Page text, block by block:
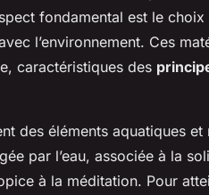
fondamental est le choix
l’environnement. Ces
caractéristiques des
des éléments aquatiques et
par l’eau, associée à la
à la méditation. Pour